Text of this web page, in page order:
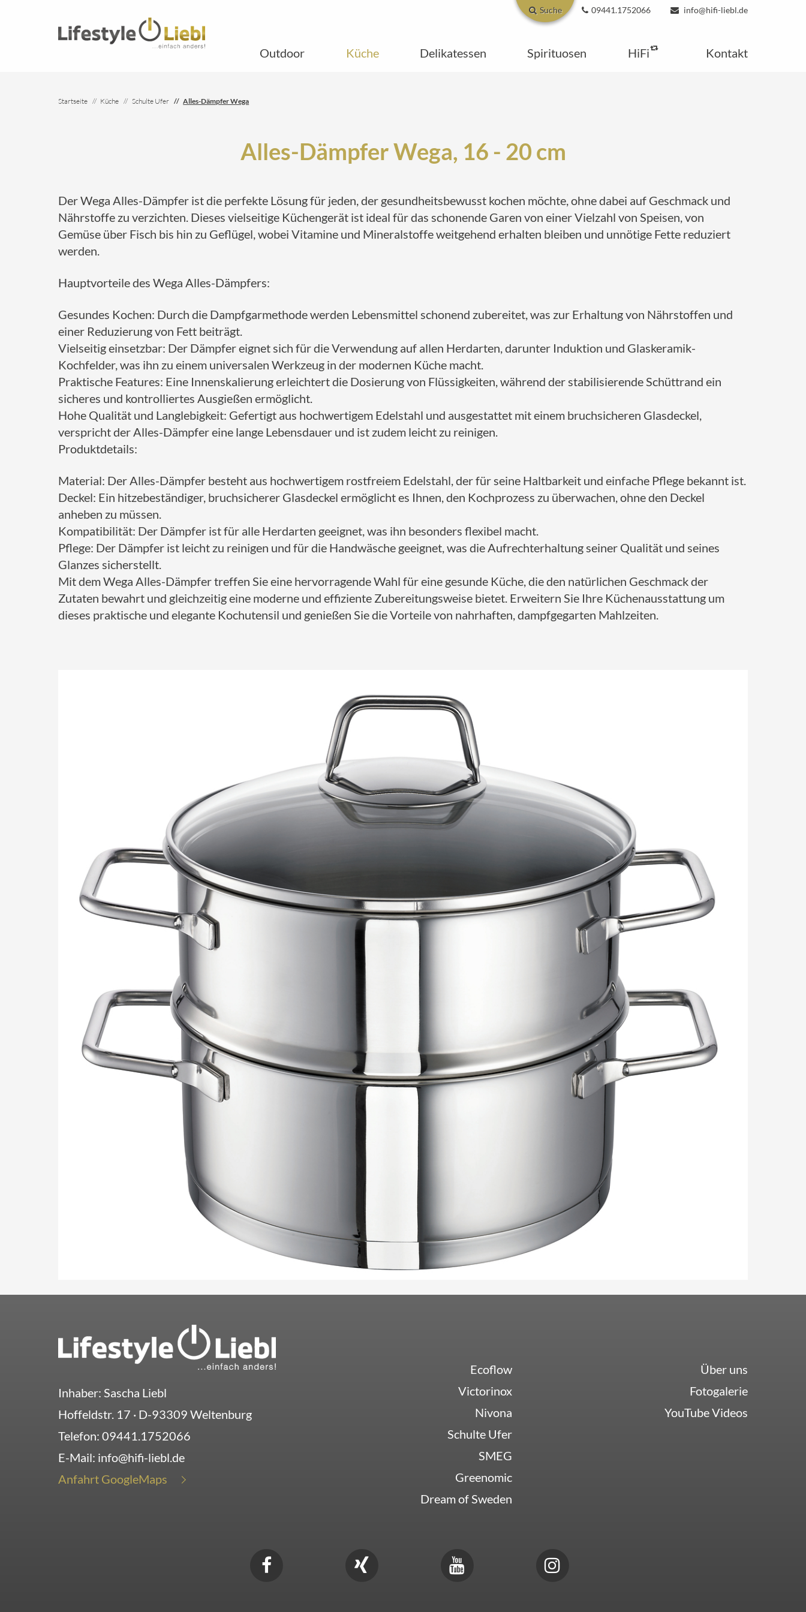
Suche 09441.1752066 info@hifi-liebl.de
Outdoor Küche Delikatessen Spirituosen HiFi Kontakt
Startseite Küche Schulte Ufer Alles-Dämpfer Wega
Alles-Dämpfer Wega, 16 - 20 cm
Der Wega Alles-Dämpfer ist die perfekte Lösung für jeden, der gesundheitsbewusst kochen möchte, ohne dabei auf Geschmack und
Nährstoffe zu verzichten. Dieses vielseitige Küchengerät ist ideal für das schonende Garen von einer Vielzahl von Speisen, von
Gemüse über Fisch bis hin zu Geflügel, wobei Vitamine und Mineralstoffe weitgehend erhalten bleiben und unnötige Fette reduziert
werden.
Hauptvorteile des Wega Alles-Dämpfers:
Gesundes Kochen: Durch die Dampfgarmethode werden Lebensmittel schonend zubereitet, was zur Erhaltung von Nährstoffen und
einer Reduzierung von Fett beiträgt.
Vielseitig einsetzbar: Der Dämpfer eignet sich für die Verwendung auf allen Herdarten, darunter Induktion und Glaskeramik-
Kochfelder, was ihn zu einem universalen Werkzeug in der modernen Küche macht.
Praktische Features: Eine Innenskalierung erleichtert die Dosierung von Flüssigkeiten, während der stabilisierende Schüttrand ein
sicheres und kontrolliertes Ausgießen ermöglicht.
Hohe Qualität und Langlebigkeit: Gefertigt aus hochwertigem Edelstahl und ausgestattet mit einem bruchsicheren Glasdeckel,
verspricht der Alles-Dämpfer eine lange Lebensdauer und ist zudem leicht zu reinigen.
Produktdetails:
Material: Der Alles-Dämpfer besteht aus hochwertigem rostfreiem Edelstahl, der für seine Haltbarkeit und einfache Pflege bekannt ist.
Deckel: Ein hitzebeständiger, bruchsicherer Glasdeckel ermöglicht es Ihnen, den Kochprozess zu überwachen, ohne den Deckel
anheben zu müssen.
Kompatibilität: Der Dämpfer ist für alle Herdarten geeignet, was ihn besonders flexibel macht.
Pflege: Der Dämpfer ist leicht zu reinigen und für die Handwäsche geeignet, was die Aufrechterhaltung seiner Qualität und seines
Glanzes sicherstellt.
Mit dem Wega Alles-Dämpfer treffen Sie eine hervorragende Wahl für eine gesunde Küche, die den natürlichen Geschmack der
Zutaten bewahrt und gleichzeitig eine moderne und effiziente Zubereitungsweise bietet. Erweitern Sie Ihre Küchenausstattung um
dieses praktische und elegante Kochutensil und genießen Sie die Vorteile von nahrhaften, dampfgegarten Mahlzeiten.
Inhaber: Sascha Liebl
Hoffeldstr. 17 · D-93309 Weltenburg
Telefon: 09441.1752066
E-Mail: info@hifi-liebl.de
Anfahrt GoogleMaps
Ecoflow
Victorinox
Nivona
Schulte Ufer
SMEG
Greenomic
Dream of Sweden
Über uns
Fotogalerie
YouTube Videos